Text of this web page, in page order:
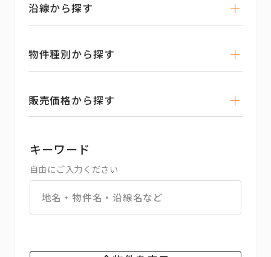
沿線から探す
物件種別から探す
販売価格から探す
キーワード
自由にご入力ください